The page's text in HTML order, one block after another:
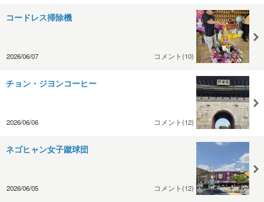
コードレス掃除機
2026/06/07 コメント(10)
チョン・ジヨンコーヒー
2026/06/06 コメント(12)
ネゴヒャン女子蹴球団
2026/06/05 コメント(12)